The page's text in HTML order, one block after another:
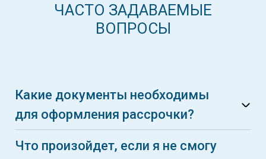
ЧАСТО ЗАДАВАЕМЫЕ
ВОПРОСЫ
Какие документы необходимы
для оформления рассрочки?
Что произойдет, если я не смогу